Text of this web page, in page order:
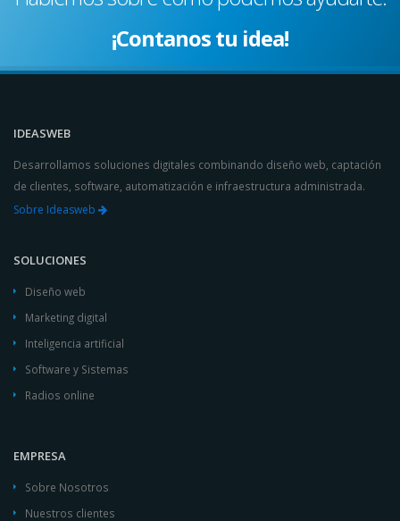
¡Contanos tu idea!
IDEASWEB
Desarrollamos soluciones digitales combinando diseño web, captación
de clientes, software, automatización e infraestructura administrada.
Sobre Ideasweb
SOLUCIONES
Diseño web
Marketing digital
Inteligencia artificial
Software y Sistemas
Radios online
EMPRESA
Sobre Nosotros
Nuestros clientes